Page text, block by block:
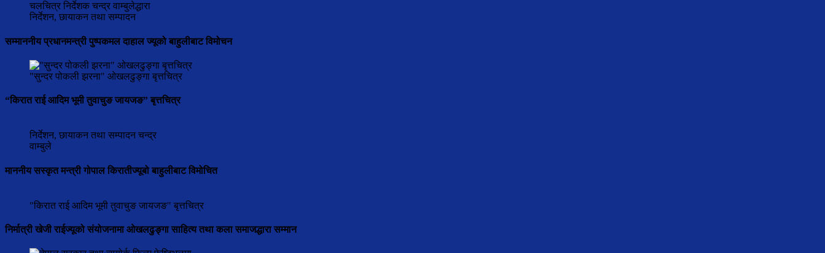
चलचित्र निर्देशक चन्द्र वाम्बुलेद्धारा
निर्देशन, छायाकन तथा सम्पादन
सम्माननीय प्रधानमन्त्री पुष्पकमल दाहाल ज्यूको बाहुलीबाट विमोचन
"सुन्दर पोकली झरना" ओखलढुङ्गा बृत्तचित्र
“किरात राई आदिम भूमी तुवाचुङ जायजङ” बृत्तचित्र
निर्देशन, छायाकन तथा सम्पादन चन्द्र
वाम्बुले
माननीय सस्कृत मन्त्री गोपाल किरातीज्यूबो बाहुलीबाट विमोचित
"किरात राई आदिम भूमी तुवाचुङ जायजङ" बृत्तचित्र
निर्मात्री खेजी राईज्यूको संयोजनामा ओखलढुङ्गा साहित्य तथा कला समाजद्धारा सम्मान